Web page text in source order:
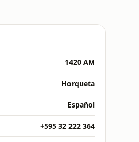
1420 AM
Horqueta
Español
+595 32 222 364